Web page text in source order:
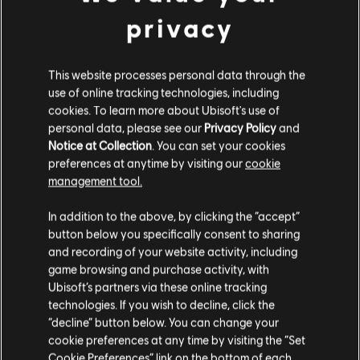
Additional content for The Crew
Por favor, visita nuestra Store local para realizar
tu compra.
Permanecer en esta Store
Actualizar mi localidad
privacy
This website processes personal data through the
use of online tracking technologies, including
cookies. To learn more about Ubisoft's use of
personal data, please see our Privacy Policyand
Notice at Collection . You can set your cookies
preferences at anytime by visiting ourcookie
management tool.
In addition to the above, by clicking the “accept”
button below you specifically consent to sharing
and recording of your website activity, including
game browsing and purchase activity, with
Ubisoft’s partners via these online tracking
technologies. If you wish to decline, click the
“decline” button below. You can change your
cookie preferences at any time by visiting the “Set
Cookie Preferences” link on the bottom of each